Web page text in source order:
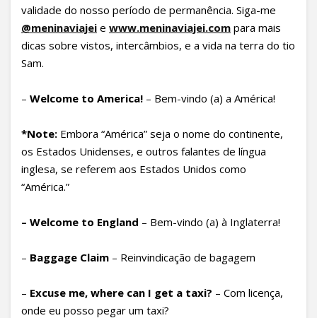
validade do nosso período de permanência. Siga-me
@meninaviajei e www.meninaviajei.com para mais
dicas sobre vistos, intercâmbios, e a vida na terra do tio
Sam.
– Welcome to America! – Bem-vindo (a) a América!
*Note: Embora “América” seja o nome do continente,
os Estados Unidenses, e outros falantes de língua
inglesa, se referem aos Estados Unidos como
“América.”
– Welcome to England – Bem-vindo (a) à Inglaterra!
– Baggage Claim – Reinvindicação de bagagem
– Excuse me, where can I get a taxi? – Com licença,
onde eu posso pegar um taxi?